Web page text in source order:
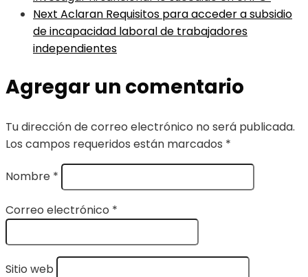
Next Aclaran Requisitos para acceder a subsidio
de incapacidad laboral de trabajadores
independientes
Agregar un comentario
Tu dirección de correo electrónico no será publicada.
Los campos requeridos están marcados *
Nombre *
Correo electrónico *
Sitio web